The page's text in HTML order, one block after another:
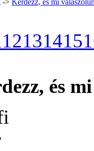
-> Kérdezz, és mi
12131415
és